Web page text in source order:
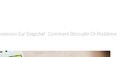
Sur Snapchat : Comment Résoudre Ce Problème